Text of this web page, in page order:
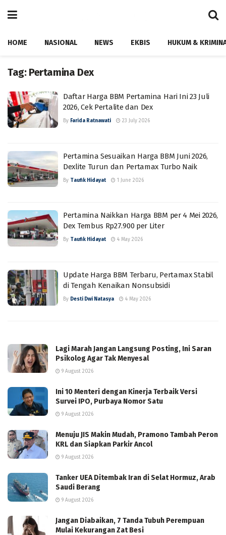
HOME NASIONAL NEWS EKBIS HUKUM &
Tag: Pertamina Dex
Daftar Harga BBM Pertamina Hari Ini 23 Juli
2026, Cek Pertalite dan Dex
By Farida Ratnawati 23 July 2026
Pertamina Sesuaikan Harga BBM Juni 2026,
Dexlite Turun dan Pertamax Turbo Naik
By Taufik Hidayat 1 June 2026
Pertamina Naikkan Harga BBM per 4 Mei 2026,
Dex Tembus Rp27.900 per Liter
By Taufik Hidayat 4 May 2026
Update Harga BBM Terbaru, Pertamax Stabil
di Tengah Kenaikan Nonsubsidi
By Desti Dwi Natasya 4 May 2026
Lagi Marah Jangan Langsung Posting, Ini Saran
Psikolog Agar Tak Menyesal
9 August 2026
Ini 10 Menteri dengan Kinerja Terbaik Versi
Survei IPO, Purbaya Nomor Satu
9 August 2026
Menuju JIS Makin Mudah, Pramono Tambah Peron
KRL dan Siapkan Parkir Ancol
9 August 2026
Tanker UEA Ditembak Iran di Selat Hormuz, Arab
Saudi Berang
9 August 2026
Jangan Diabaikan, 7 Tanda Tubuh Perempuan
Mulai Kekurangan Zat Besi